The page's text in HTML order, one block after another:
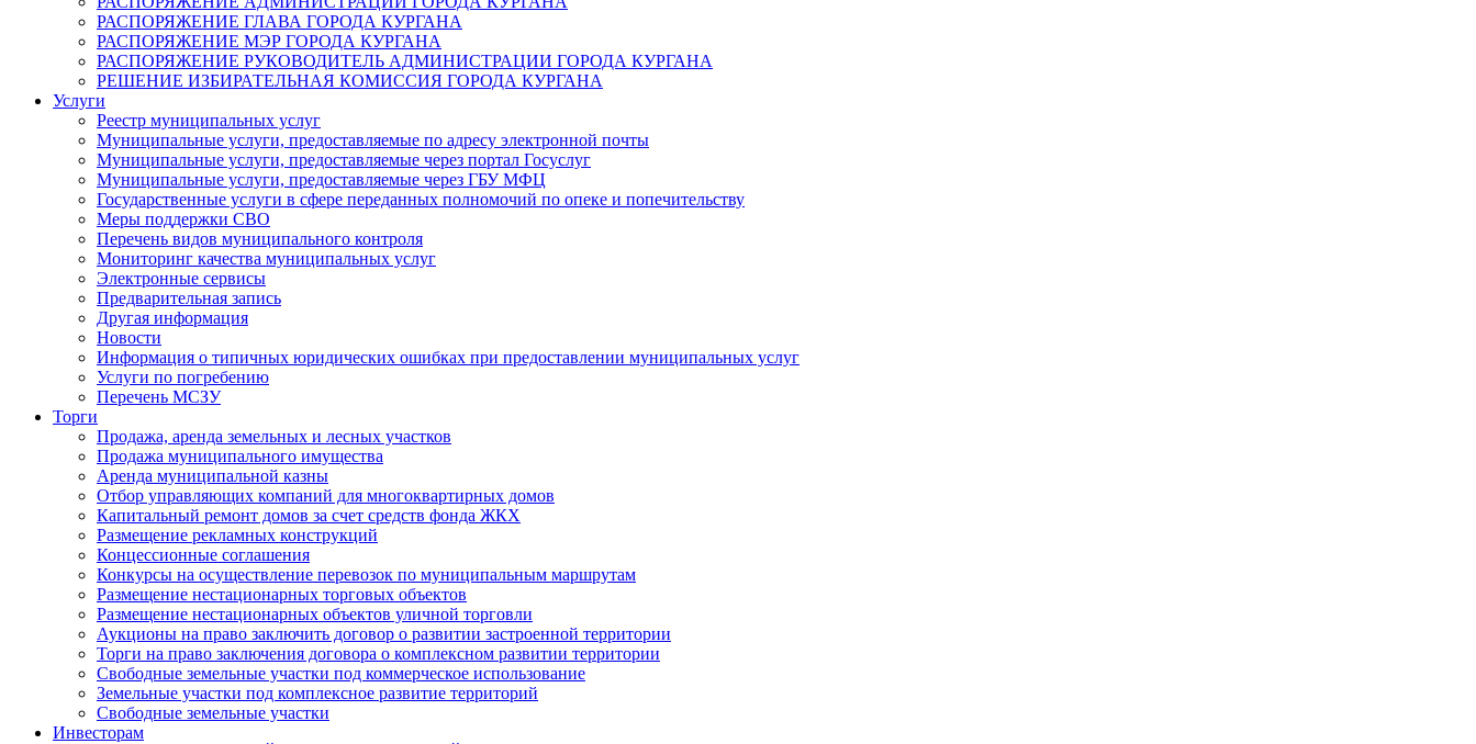
РАСПОРЯЖЕНИЕ ГЛАВА ГОРОДА КУРГАНА
РАСПОРЯЖЕНИЕ МЭР ГОРОДА КУРГАНА
РАСПОРЯЖЕНИЕ РУКОВОДИТЕЛЬ АДМИНИСТРАЦИИ ГОРОДА КУРГАНА
РЕШЕНИЕ ИЗБИРАТЕЛЬНАЯ КОМИССИЯ ГОРОДА КУРГАНА
Услуги
Реестр муниципальных услуг
Муниципальные услуги, предоставляемые по адресу электронной почты
Муниципальные услуги, предоставляемые через портал Госуслуг
Муниципальные услуги, предоставляемые через ГБУ МФЦ
Государственные услуги в сфере переданных полномочий по опеке и попечительству
Меры поддержки СВО
Перечень видов муниципального контроля
Мониторинг качества муниципальных услуг
Электронные сервисы
Предварительная запись
Другая информация
Новости
Информация о типичных юридических ошибках при предоставлении муниципальных услуг
Услуги по погребению
Перечень МСЗУ
Торги
Продажа, аренда земельных и лесных участков
Продажа муниципального имущества
Аренда муниципальной казны
Отбор управляющих компаний для многоквартирных домов
Капитальный ремонт домов за счет средств фонда ЖКХ
Размещение рекламных конструкций
Концессионные соглашения
Конкурсы на осуществление перевозок по муниципальным маршрутам
Размещение нестационарных торговых объектов
Размещение нестационарных объектов уличной торговли
Аукционы на право заключить договор о развитии застроенной территории
Торги на право заключения договора о комплексном развитии территории
Свободные земельные участки под коммерческое использование
Земельные участки под комплексное развитие территорий
Свободные земельные участки
Инвесторам